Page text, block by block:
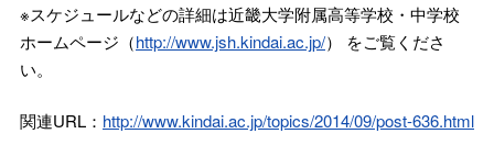
※スケジュールなどの詳細は近畿大学附属高等学校・中学校
ホームページ（http://www.jsh.kindai.ac.jp/） をご覧くださ
い。
関連URL： http://www.kindai.ac.jp/topics/2014/09/post-636.html